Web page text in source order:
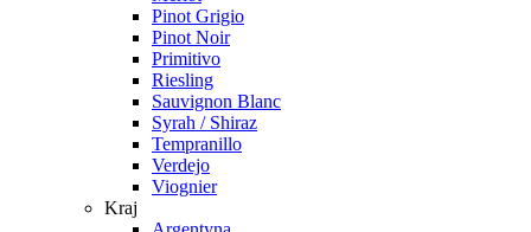
Pinot Grigio
Pinot Noir
Primitivo
Riesling
Sauvignon Blanc
Syrah / Shiraz
Tempranillo
Verdejo
Viognier
Kraj